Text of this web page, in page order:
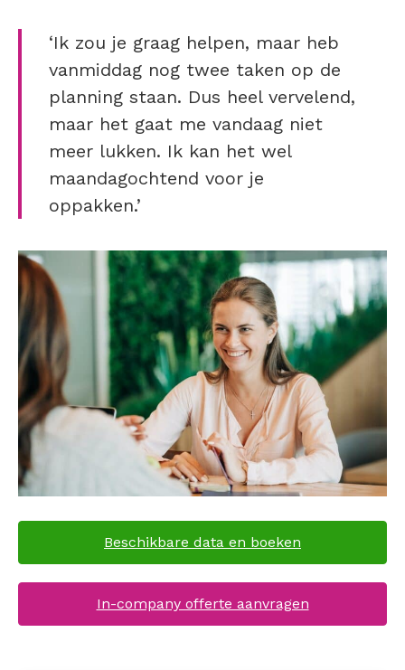
‘Ik zou je graag helpen, maar heb
vanmiddag nog twee taken op de
planning staan. Dus heel vervelend,
maar het gaat me vandaag niet
meer lukken. Ik kan het wel
maandagochtend voor je
oppakken.’
Beschikbare data en boeken
In-company offerte aanvragen